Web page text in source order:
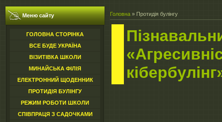
Меню сайту
ГОЛОВНА СТОРІНКА
ВСЕ БУДЕ УКРАЇНА
ВІЗИТІВКА ШКОЛИ
МИНАЙСЬКА ФІЛІЯ
ЕЛЕКТРОННИЙ ЩОДЕННИК
ПРОТИДІЯ БУЛІНГУ
РЕЖИМ РОБОТИ ШКОЛИ
СПІВПРАЦЯ З САДОЧКАМИ
Головна » Протидія булінгу